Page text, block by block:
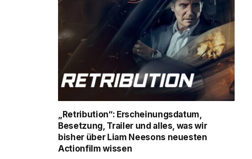
„Retribution“: Erscheinungsdatum,
Besetzung, Trailer und alles, was wir
bisher über Liam Neesons neuesten
Actionfilm wissen